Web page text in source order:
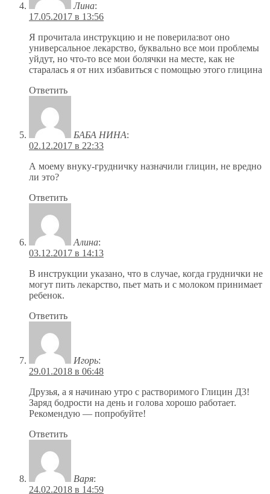
Лина:
17.05.2017 в 13:56
Я прочитала инструкцию и не поверила:вот оно
универсальное лекарство, буквально все мои проблемы
уйдут, но что-то все мои болячки на месте, как не
старалась я от них избавиться с помощью этого глицина
Ответить
БАБА НИНА:
02.12.2017 в 22:33
А моему внуку-грудничку назначили глицин, не вредно
ли это?
Ответить
Алина:
03.12.2017 в 14:13
В инструкции указано, что в случае, когда груднички не
могут пить лекарство, пьет мать и с молоком принимает
ребенок.
Ответить
Игорь:
29.01.2018 в 06:48
Друзья, а я начинаю утро с растворимого Глицин Д3!
Заряд бодрости на день и голова хорошо работает.
Рекомендую — попробуйте!
Ответить
Варя:
24.02.2018 в 14:59